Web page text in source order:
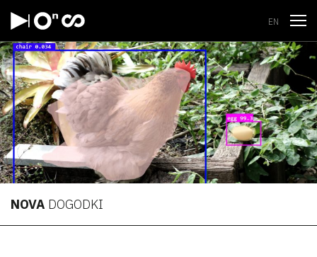
EN
NOVA DOGODKI